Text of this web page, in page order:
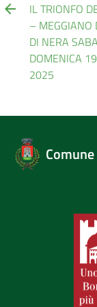
IL TRIONFO
– MEGGIANO
DI NERA
DOMENICA
2025